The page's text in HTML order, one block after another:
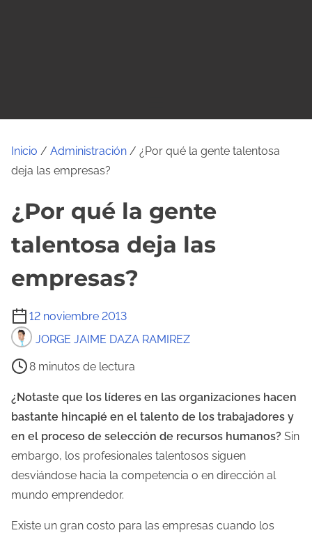
Inicio / Administración / ¿Por qué la gente talentosa
deja las empresas?
¿Por qué la gente
talentosa deja las
empresas?
12 noviembre 2013
JORGE JAIME DAZA RAMIREZ
T
i
m
o
t
8 minutos de lectura
¿Notaste que los líderes en las organizaciones hacen
bastante hincapié en el talento de los trabajadores y
en el proceso de selección de recursos humanos? Sin
embargo, los profesionales talentosos siguen
desviándose hacia la competencia o en dirección al
mundo emprendedor.
Existe un gran costo para las empresas cuando los